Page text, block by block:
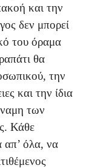
και την
δεν μπορεί
του όραμα
θα
την
και την ίδια
των
Κάθε
απ’ όλα, να